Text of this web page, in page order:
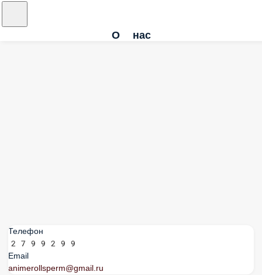
О нас
Телефон
2799299
Email
animerollsperm@gmail.ru